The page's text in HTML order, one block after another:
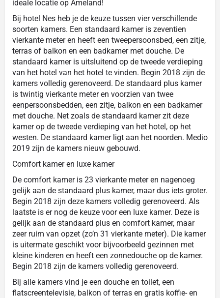
ideale locatie op Ameland!
Bij hotel Nes heb je de keuze tussen vier verschillende
soorten kamers. Een standaard kamer is zeventien
vierkante meter en heeft een tweepersoonsbed, een zitje,
terras of balkon en een badkamer met douche. De
standaard kamer is uitsluitend op de tweede verdieping
van het hotel van het hotel te vinden. Begin 2018 zijn de
kamers volledig gerenoveerd. De standaard plus kamer
is twintig vierkante meter en voorzien van twee
eenpersoonsbedden, een zitje, balkon en een badkamer
met douche. Net zoals de standaard kamer zit deze
kamer op de tweede verdieping van het hotel, op het
westen. De standaard kamer ligt aan het noorden. Medio
2019 zijn de kamers nieuw gebouwd.
Comfort kamer en luxe kamer
De comfort kamer is 23 vierkante meter en nagenoeg
gelijk aan de standaard plus kamer, maar dus iets groter.
Begin 2018 zijn deze kamers volledig gerenoveerd. Als
laatste is er nog de keuze voor een luxe kamer. Deze is
gelijk aan de standaard plus en comfort kamer, maar
zeer ruim van opzet (zo’n 31 vierkante meter). Die kamer
is uitermate geschikt voor bijvoorbeeld gezinnen met
kleine kinderen en heeft een zonnedouche op de kamer.
Begin 2018 zijn de kamers volledig gerenoveerd.
Bij alle kamers vind je een douche en toilet, een
flatscreentelevisie, balkon of terras en gratis koffie- en